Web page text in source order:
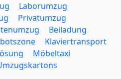
Laborumzug
Privatumzug
Beiladung
Klaviertransport
Möbeltaxi